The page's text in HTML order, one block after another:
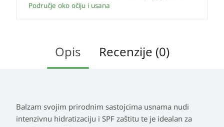
Područje oko očiju i usana
Opis Recenzije (0)
Balzam svojim prirodnim sastojcima usnama nudi
intenzivnu hidratizaciju i SPF zaštitu te je idealan za